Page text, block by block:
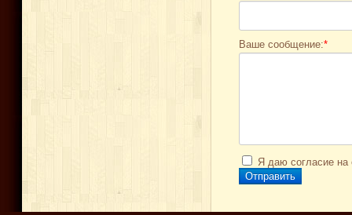
Ваше сообщение:*
Я даю согласие на